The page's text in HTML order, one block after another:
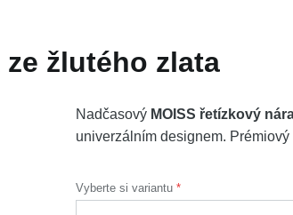
žlutého zlata
Nadčasový MOISS řetízkový
univerzálním designem.
Vyberte si variantu